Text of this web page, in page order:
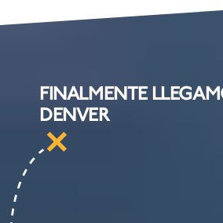
FINALMENTE
DENVER